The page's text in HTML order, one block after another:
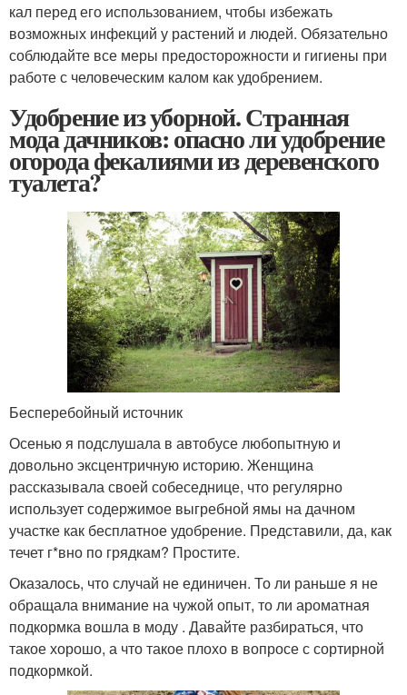
кал перед его использованием, чтобы избежать
возможных инфекций у растений и людей. Обязательно
соблюдайте все меры предосторожности и гигиены при
работе с человеческим калом как удобрением.
Удобрение из уборной. Странная
мода дачников: опасно ли удобрение
огорода фекалиями из деревенского
туалета?
Бесперебойный источник
Осенью я подслушала в автобусе любопытную и
довольно эксцентричную историю. Женщина
рассказывала своей собеседнице, что регулярно
использует содержимое выгребной ямы на дачном
участке как бесплатное удобрение. Представили, да, как
течет г*вно по грядкам? Простите.
Оказалось, что случай не единичен. То ли раньше я не
обращала внимание на чужой опыт, то ли ароматная
подкормка вошла в моду . Давайте разбираться, что
такое хорошо, а что такое плохо в вопросе с сортирной
подкормкой.